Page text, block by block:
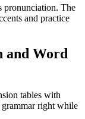
pronunciation. The
and practice
and Word
tables with
right while